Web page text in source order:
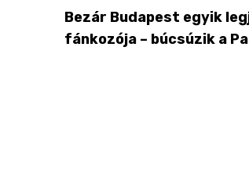
Bezár Budapest egyik
fánkozója – búcsúzik a